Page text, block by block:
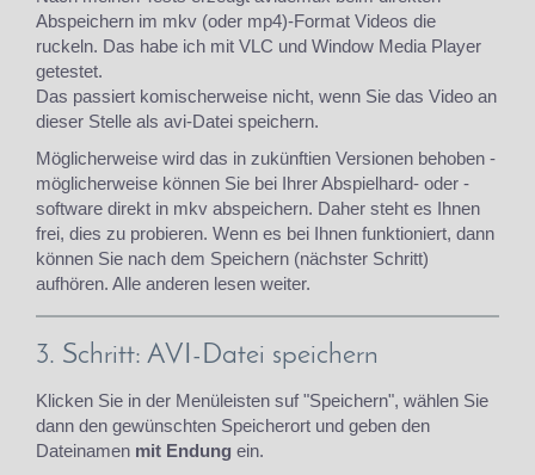
Abspeichern im mkv (oder mp4)-Format Videos die
ruckeln. Das habe ich mit VLC und Window Media Player
getestet.
Das passiert komischerweise nicht, wenn Sie das Video an
dieser Stelle als avi-Datei speichern.
Möglicherweise wird das in zukünftien Versionen behoben -
möglicherweise können Sie bei Ihrer Abspielhard- oder -
software direkt in mkv abspeichern. Daher steht es Ihnen
frei, dies zu probieren. Wenn es bei Ihnen funktioniert, dann
können Sie nach dem Speichern (nächster Schritt)
aufhören. Alle anderen lesen weiter.
3. Schritt: AVI-Datei speichern
Klicken Sie in der Menüleisten suf "Speichern", wählen Sie
dann den gewünschten Speicherort und geben den
Dateinamen mit Endung ein.